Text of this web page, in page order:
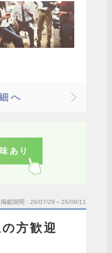
へ
あり
掲載期間 26/07/29～26/08/11
方歓迎